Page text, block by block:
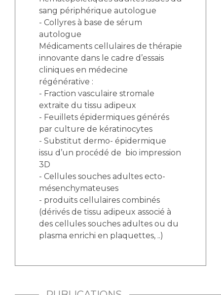
sang périphérique autologue
- Collyres à base de sérum
autologue
Médicaments cellulaires de thérapie
innovante dans le cadre d’essais
cliniques en médecine
régénérative :
- Fraction vasculaire stromale
extraite du tissu adipeux
- Feuillets épidermiques générés
par culture de kératinocytes
- Substitut dermo- épidermique
issu d’un procédé de bio impression
3D
- Cellules souches adultes ecto-
mésenchymateuses
- produits cellulaires combinés
(dérivés de tissu adipeux associé à
des cellules souches adultes ou du
plasma enrichi en plaquettes, ..)